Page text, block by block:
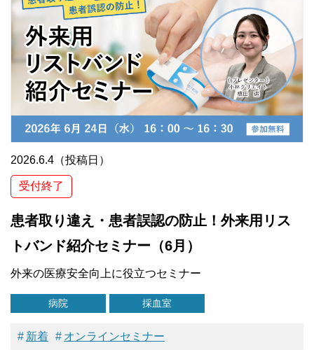
2026.6.4（投稿日）
受付終了
患者取り違え・患者誤認の防止！外来用リス
トバンド紹介セミナー（6月）
外来の医療安全向上に役立つセミナー
病院 採血室
新着 オンラインセミナー